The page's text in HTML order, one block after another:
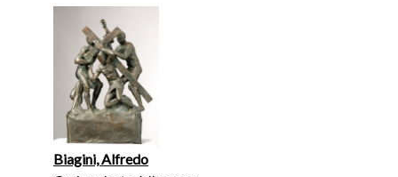
Biagini, Alfredo